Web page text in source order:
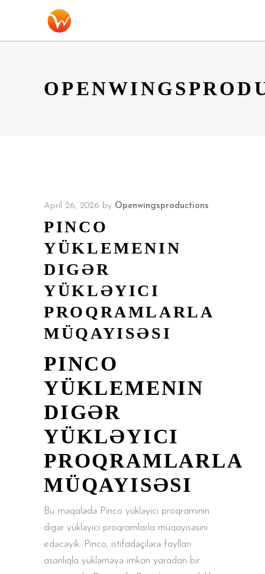
April 26, 2026 by Openwingsproductions
PINCO
YÜKLEMENIN
DIGƏR
YÜKLƏYICI
PROQRAMLARLA
MÜQAYISƏSI
PINCO
YÜKLEMENIN
DIGƏR
YÜKLƏYICI
PROQRAMLARLA
MÜQAYISƏSI
Bu məqalədə Pinco yükləyici proqramının
digər yükləyici proqramlarla müqayisəsini
edəcəyik. Pinco, istifadəçilərə faylları
asanlıqla yükləməyə imkan yaradan bir